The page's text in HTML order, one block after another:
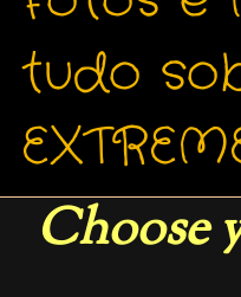
tudo
Choose